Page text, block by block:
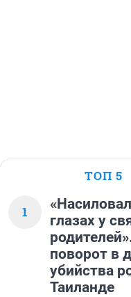
ТОП 5
1
глазах у
поворот в
убийства
Таиланде